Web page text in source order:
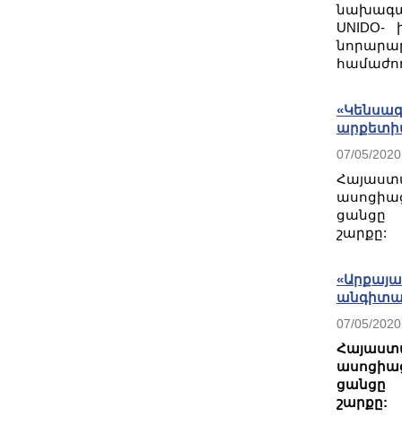
07/05/2020
ցանցը
շարքը:
07/05/2020
ցանցը
շարքը: